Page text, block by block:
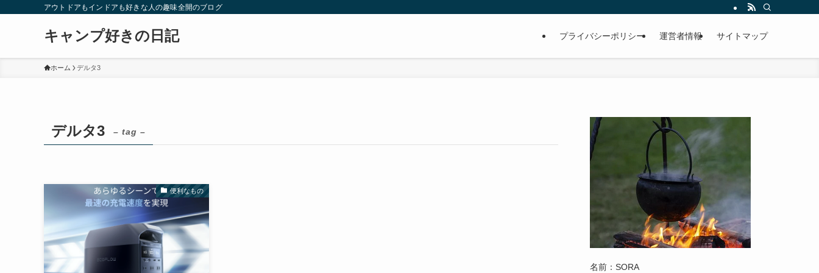
アウトドアもインドアも好きな人の趣味全開のブログ
キャンプ好きの日記 プライバシーポリシー 運営者情報 サイトマップ
ホーム デルタ3
デルタ3 – tag –
便利なもの
名前：SORA